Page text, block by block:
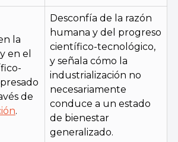
la
en el
de
.
Desconfía de la razón
humana y del progreso
científico-tecnológico,
y señala cómo la
industrialización no
necesariamente
conduce a un estado
de bienestar
generalizado.